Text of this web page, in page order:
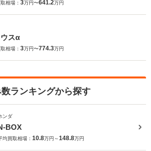
相場： 3万円〜641.2万円
スα
相場： 3万円〜774.3万円
ランキングから探す
ンダ
BOX
均買取相場： 10.8万円～148.8万円